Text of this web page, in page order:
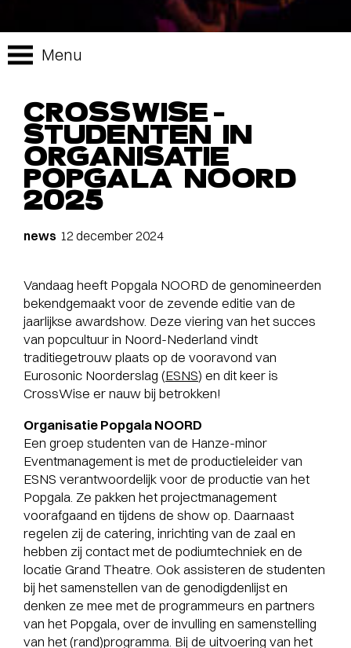
Menu
CROSSWISE-
STUDENTEN IN
ORGANISATIE
POPGALA NOORD
2025
news 12 december 2024
Vandaag heeft Popgala NOORD de genomineerden
bekendgemaakt voor de zevende editie van de
jaarlijkse awardshow. Deze viering van het succes
van popcultuur in Noord-Nederland vindt
traditiegetrouw plaats op de vooravond van
Eurosonic Noorderslag (ESNS) en dit keer is
CrossWise er nauw bij betrokken!
Organisatie Popgala NOORD
Een groep studenten van de Hanze-minor
Eventmanagement is met de productieleider van
ESNS verantwoordelijk voor de productie van het
Popgala. Ze pakken het projectmanagement
voorafgaand en tijdens de show op. Daarnaast
regelen zij de catering, inrichting van de zaal en
hebben zij contact met de podiumtechniek en de
locatie Grand Theatre. Ook assisteren de studenten
bij het samenstellen van de genodigdenlijst en
denken ze mee met de programmeurs en partners
van het Popgala, over de invulling en samenstelling
van het (rand)programma. Bij de uitvoering van het